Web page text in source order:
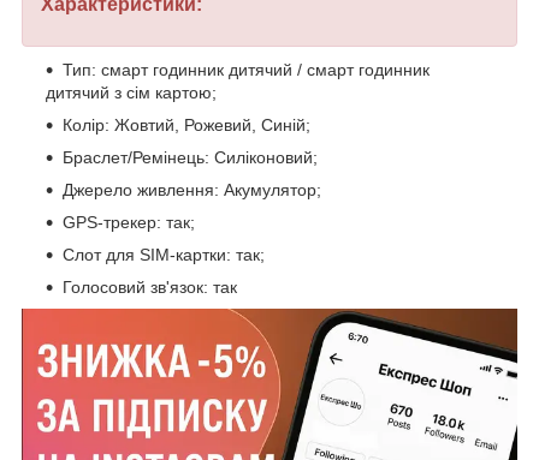
Характеристики:
Тип: смарт годинник дитячий / смарт годинник
дитячий з сім картою;
Колір: Жовтий, Рожевий, Синій;
Браслет/Ремінець: Силіконовий;
Джерело живлення: Акумулятор;
GPS-трекер: так;
Слот для SIM-картки: так;
Голосовий зв'язок: так